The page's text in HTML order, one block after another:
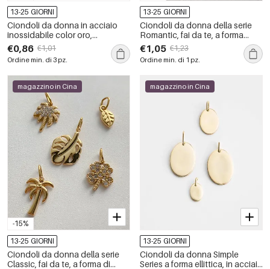
13-25 GIORNI
Ciondoli da donna in acciaio
inossidabile color oro,
impermeabili, stile vacanziero
oceanico, con strass.
€0,86 €1,01
Ordine min. di 3 pz.
13-25 GIORNI
Ciondoli da donna della serie
Romantic, fai da te, a forma
irregolare di serpente, in acciaio
inossidabile, impermeabili,
colore oro.
€1,05 €1,23
Ordine min. di 1 pz.
-15%
magazzino in Cina
13-25 GIORNI
Ciondoli da donna della serie
Classic, fai da te, a forma di
magazzino in Cina
13-25 GIORNI
Ciondoli da donna Simple
Series a forma ellittica, in acciaio